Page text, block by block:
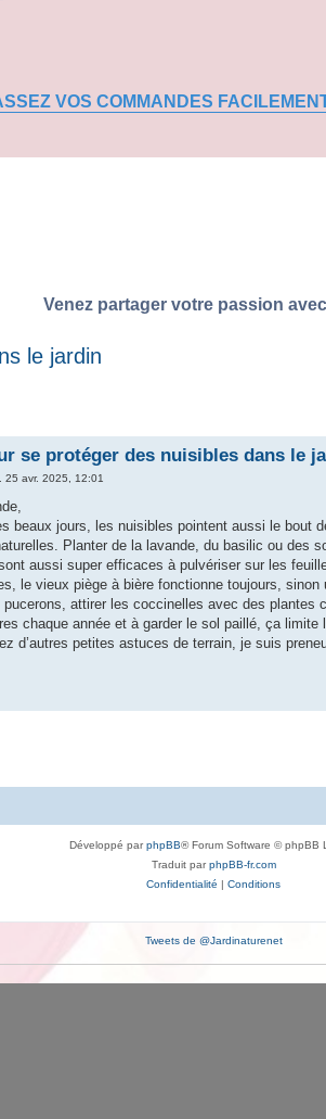
VOS COMMANDES
Venez partager votre passion
le jardin
se protéger des nuisibles dans le
25 avr. 2025, 12:01
beaux jours, les nuisibles pointent aussi le bout
Planter de la lavande, du basilic ou des
aussi super efficaces à pulvériser sur les
le vieux piège à bière fonctionne toujours,
pucerons, attirer les coccinelles avec des
chaque année et à garder le sol paillé, ça limite
d’autres petites astuces de terrain, je suis
Développé parphpBB® Forum Software © phpBB
Traduit parphpBB-fr.com
Confidentialité | Conditions
Tweets de @Jardinaturenet